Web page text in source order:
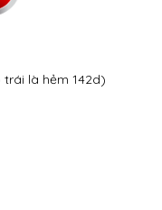
trái là hẻm 142d)